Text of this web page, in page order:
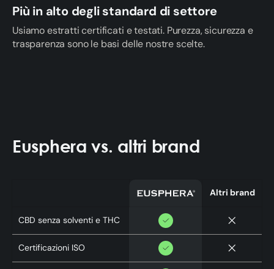
Più in alto degli standard di settore
Usiamo estratti certificati e testati. Purezza, sicurezza e
trasparenza sono le basi delle nostre scelte.
Eusphera vs. altri brand
Altri brand
CBD senza solventi e THC
Certificazioni ISO